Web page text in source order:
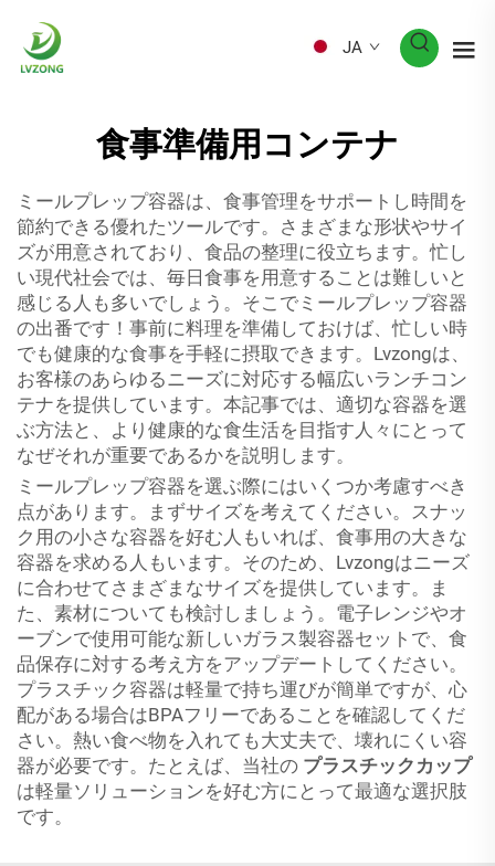
JA
食事準備用コンテナ
ミールプレップ容器は、食事管理をサポートし時間を
節約できる優れたツールです。さまざまな形状やサイ
ズが用意されており、食品の整理に役立ちます。忙し
い現代社会では、毎日食事を用意することは難しいと
感じる人も多いでしょう。そこでミールプレップ容器
の出番です！事前に料理を準備しておけば、忙しい時
でも健康的な食事を手軽に摂取できます。Lvzongは、
お客様のあらゆるニーズに対応する幅広いランチコン
テナを提供しています。本記事では、適切な容器を選
ぶ方法と、より健康的な食生活を目指す人々にとって
なぜそれが重要であるかを説明します。
ミールプレップ容器を選ぶ際にはいくつか考慮すべき
点があります。まずサイズを考えてください。スナッ
ク用の小さな容器を好む人もいれば、食事用の大きな
容器を求める人もいます。そのため、Lvzongはニーズ
に合わせてさまざまなサイズを提供しています。ま
た、素材についても検討しましょう。電子レンジやオ
ーブンで使用可能な新しいガラス製容器セットで、食
品保存に対する考え方をアップデートしてください。
プラスチック容器は軽量で持ち運びが簡単ですが、心
配がある場合はBPAフリーであることを確認してくだ
さい。熱い食べ物を入れても大丈夫で、壊れにくい容
器が必要です。たとえば、当社の プラスチックカップ
は軽量ソリューションを好む方にとって最適な選択肢
です。